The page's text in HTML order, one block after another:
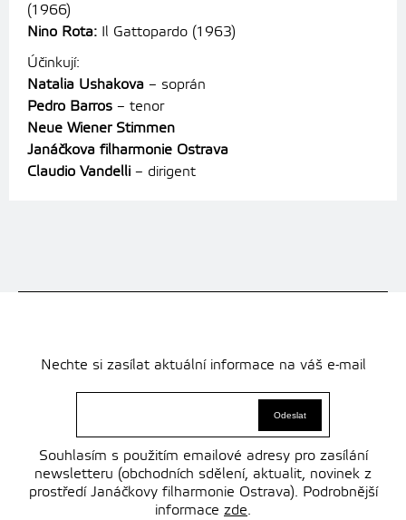
(1966)
Nino Rota: Il Gattopardo (1963)
Účinkují:
Natalia Ushakova – soprán
Pedro Barros – tenor
Neue Wiener Stimmen
Janáčkova filharmonie Ostrava
Claudio Vandelli – dirigent
Nechte si zasílat aktuální informace na váš e-mail
Souhlasím s použitím emailové adresy pro zasílání
newsletteru (obchodních sdělení, aktualit, novinek z
prostředí Janáčkovy filharmonie Ostrava). Podrobnější
informace zde.